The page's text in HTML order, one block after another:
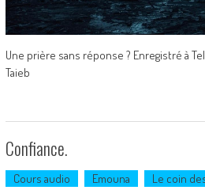
Une prière sans réponse ? Enregistré à Tel
Taieb
Confiance.
Cours audio Emouna Le coin